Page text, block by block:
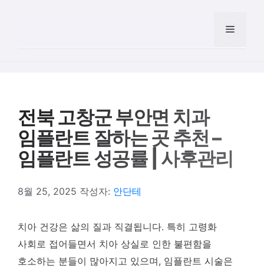
메뉴
전북 고창군 부안면 치과
임플란트 잘하는 곳 추천 –
임플란트 성공률 | 사후관리
8월 25, 2025 작성자: 안단테
치아 건강은 삶의 질과 직결됩니다. 특히 고령화
사회로 접어들면서 치아 상실로 인한 불편함을
호소하는 분들이 많아지고 있으며, 임플란트 시술은